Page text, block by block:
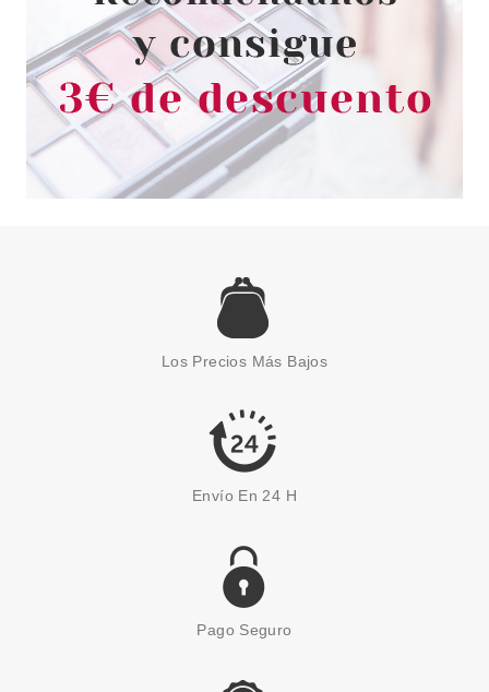
PAYOT
PAYOT L'AUTHENTIQUE 50ML
89.19€
Los Precios Más Bajos
Envío En 24 H
Pago Seguro